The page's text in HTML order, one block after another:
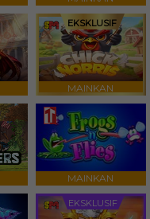
EKSKLUSIF
MAINKAN
MAINKAN
EKSKLUSIF